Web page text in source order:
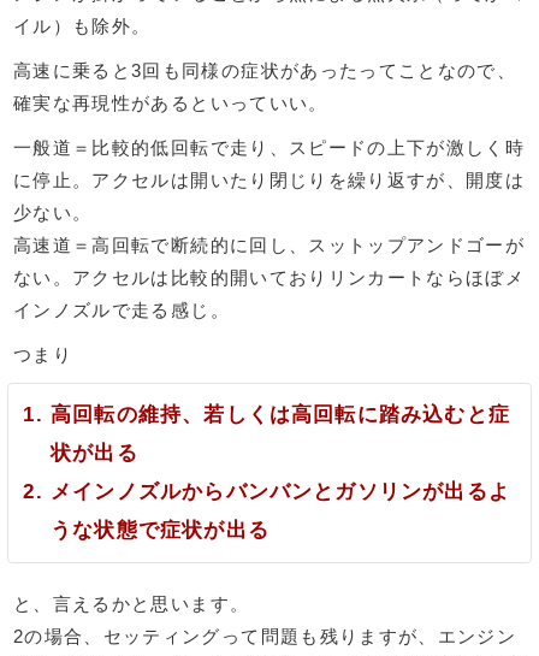
イル）も除外。
高速に乗ると3回も同様の症状があったってことなので、
確実な再現性があるといっていい。
一般道＝比較的低回転で走り、スピードの上下が激しく時
に停止。アクセルは開いたり閉じりを繰り返すが、開度は
少ない。
高速道＝高回転で断続的に回し、スットップアンドゴーが
ない。アクセルは比較的開いておりリンカートならほぼメ
インノズルで走る感じ。
つまり
高回転の維持、若しくは高回転に踏み込むと症
状が出る
メインノズルからバンバンとガソリンが出るよ
うな状態で症状が出る
と、言えるかと思います。
2の場合、セッティングって問題も残りますが、エンジン